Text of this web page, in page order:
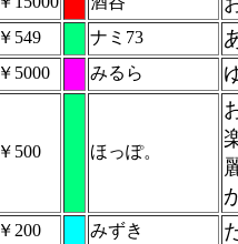
￥549 ナミ73
￥5000 みるら
￥500 ほっぽ。
￥200 みずき